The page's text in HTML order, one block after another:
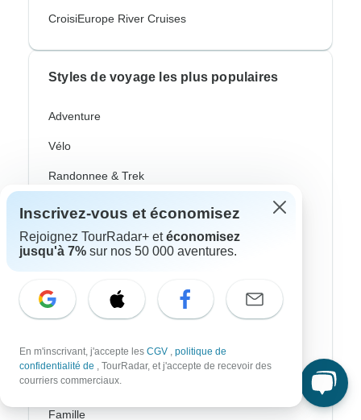
CroisiEurope River Cruises
Styles de voyage les plus populaires
Adventure
Vélo
Randonnee & Trek
Aurores Boréales
Croisière Fluviale
Voyages Culturel
Train Et Rail
Plage
Famille
Inscrivez-vous et économisez
Rejoignez TourRadar+ etéconomisez
jusqu'à 7% sur nos 50 000 aventures.
En m'inscrivant, j'accepte les CGV , politique de
confidentialité de , TourRadar, et j'accepte de recevoir des
courriers commerciaux.